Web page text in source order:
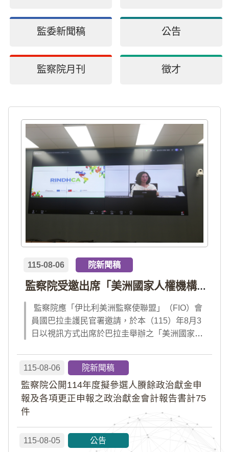
監委新聞稿 公告
監察院月刊 徵才
監察院受邀出席「美洲國家人權機構網絡」年會 分享我國氣候災害防治經驗 打造國際永續韌性
115-08-06 院新聞稿
監察院應「伊比利美洲監察使聯盟」（FIO）會
員國巴拉圭護民官署邀請，於本（115）年8月3
日以視訊方式出席於巴拉圭舉辦之「美洲國家人
報告，就美洲地區環境災害、氣候緊急狀態與人
權風險等議題，與拉美地區監察機構、護民官署
及紅十字國際委員會、原住民社區支持組織...
115-08-06 院新聞稿
監察院公開114年度擬參選人賸餘政治獻金申
報及各項更正申報之政治獻金會計報告書計75
件
115-08-05 公告